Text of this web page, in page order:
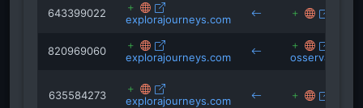
643399022 explorajourneys.com
820969060 explorajourneys.com
635584273 explorajourneys.com